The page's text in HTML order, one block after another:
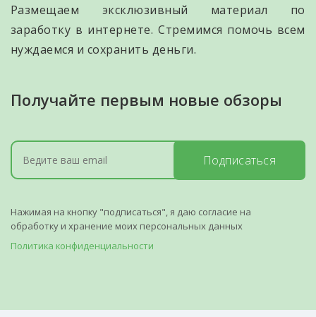
Размещаем эксклюзивный материал по
заработку в интернете. Стремимся помочь всем
нуждаемся и сохранить деньги.
Получайте первым новые обзоры
Подписаться
Нажимая на кнопку "подписаться", я даю согласие на
обработку и хранение моих персональных данных
Политика конфиденциальности